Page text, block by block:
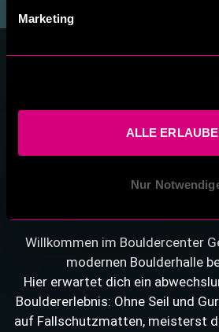
Marketing
ALLE
Nur
GERSTHOFEN
Willkommen im Bouldercenter
modernen Boulderhalle
Hier erwartet dich ein
Bouldererlebnis: Ohne Seil und
auf Fallschutzmatten, meisterst